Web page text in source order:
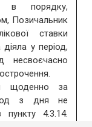
в порядку,
Позичальник
ставки
у період,
несвоєчасно
щоденно за
з дня не
4.3.14.